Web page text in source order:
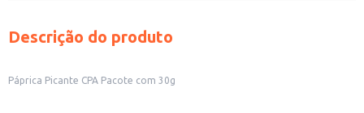
Descrição do produto
Páprica Picante CPA Pacote com 30g